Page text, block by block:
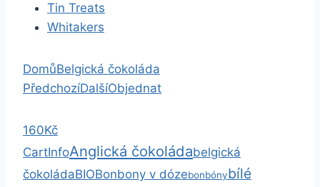
Tin Treats
Whitakers
DomůBelgická čokoláda
PředchozíDalšíObjednat
160Kč
CartInfoAnglická čokoládabelgická
čokoládaBIOBonbony v dózebonbónybílé